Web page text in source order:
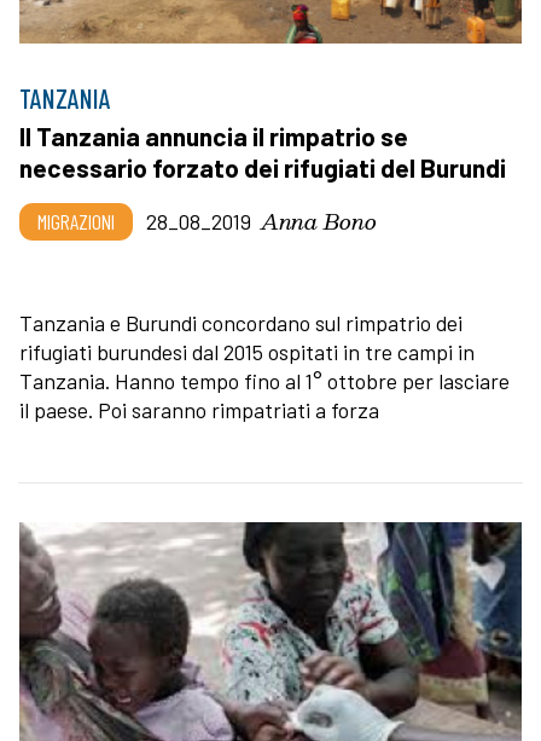
TANZANIA
Il Tanzania annuncia il rimpatrio se
necessario forzato dei rifugiati del Burundi
MIGRAZIONI 28_08_2019 Anna Bono
Tanzania e Burundi concordano sul rimpatrio dei
rifugiati burundesi dal 2015 ospitati in tre campi in
Tanzania. Hanno tempo fino al 1° ottobre per lasciare
il paese. Poi saranno rimpatriati a forza